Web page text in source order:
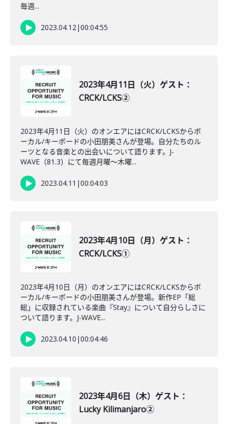
毎週...
2023.04.12|00:04:55
2023年4月11日（火）ゲスト：
CRCK/LCKS②
2023年4月11日（火）のオンエアにはCRCK/LCKSからボ
ーカル/キーボードの小田朋美さんが登場。自分たちのル
ーツとなる音楽との出会いについて語ります。J-
WAVE（81.3）にて毎週月曜～木曜...
2023.04.11 |00:04:03
2023年4月10日（月）ゲスト：
CRCK/LCKS①
2023年4月10日（月）のオンエアにはCRCK/LCKSからボ
ーカル/キーボードの小田朋美さんが登場。新作EP「総
総」に収録されている楽曲『Stay』について自分らしさに
ついて語ります。J-WAVE...
2023.04.10 |00:04:46
2023年4月6日（木）ゲスト：
Lucky Kilimanjaro②